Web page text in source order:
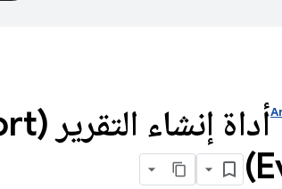
أداة إنشاء التقرير (Report